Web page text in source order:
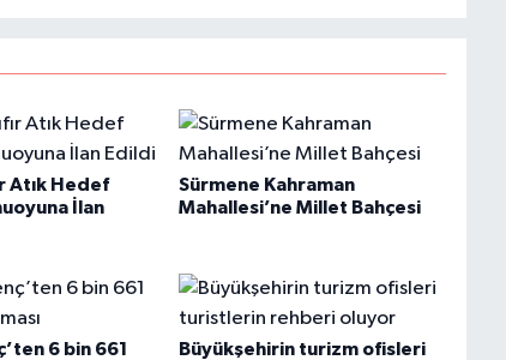
Atık Hedef
İlan
Sürmene Kahraman
Mahallesi’ne Millet Bahçesi
6 bin 661
Büyükşehirin turizm ofisleri